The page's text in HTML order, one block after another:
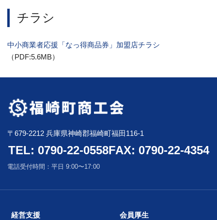
チラシ
中小商業者応援「なっ得商品券」加盟店チラシ
（PDF:5.6MB）
〒679-2212 兵庫県神崎郡福崎町福田116-1
TEL: 0790-22-0558FAX: 0790-22-4354
電話受付時間：平日 9:00〜17:00
経営支援 会員厚生